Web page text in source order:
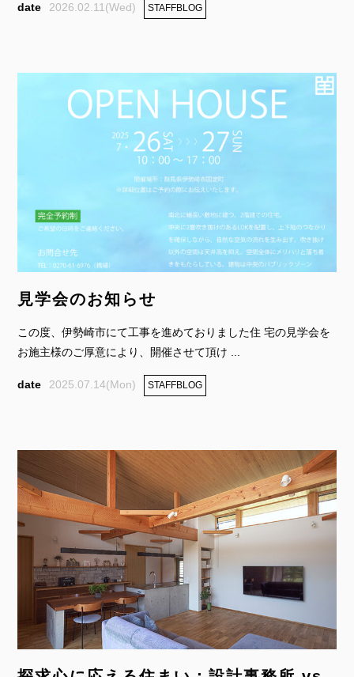
2026.02.11(Wed) STAFFBLOG
見学会のお知らせ
この度、伊勢崎市にて工事を進めておりました住 宅の見学会を
お施主様のご厚意により、開催させて頂け ...
2025.07.14(Mon) STAFFBLOG